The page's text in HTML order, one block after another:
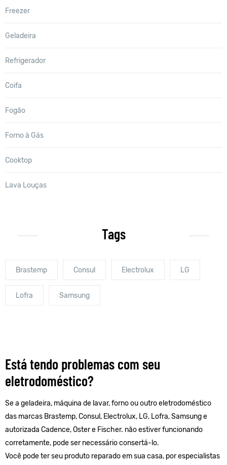
Freezer
Geladeira
Refrigerador
Coifa
Fogão
Forno à Gás
Cooktop
Lava Louças
Tags
Brastemp Consul Electrolux LG
Lofra Samsung
Está tendo problemas com seu
eletrodoméstico?
Se a geladeira, máquina de lavar, forno ou outro eletrodoméstico
das marcas Brastemp, Consul, Electrolux, LG, Lofra, Samsung e
autorizada Cadence, Oster e Fischer. não estiver funcionando
corretamente, pode ser necessário consertá-lo.
Você pode ter seu produto reparado em sua casa, por especialistas